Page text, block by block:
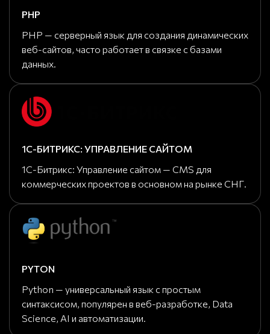
PHP
PHP — серверный язык для создания динамических
веб-сайтов, часто работает в связке с базами
данных.
1С-БИТРИКС: УПРАВЛЕНИЕ САЙТОМ
1С-Битрикс: Управление сайтом — CMS для
коммерческих проектов в основном на рынке СНГ.
PYTON
Python — универсальный язык с простым
синтаксисом, популярен в веб-разработке, Data
Science, AI и автоматизации.